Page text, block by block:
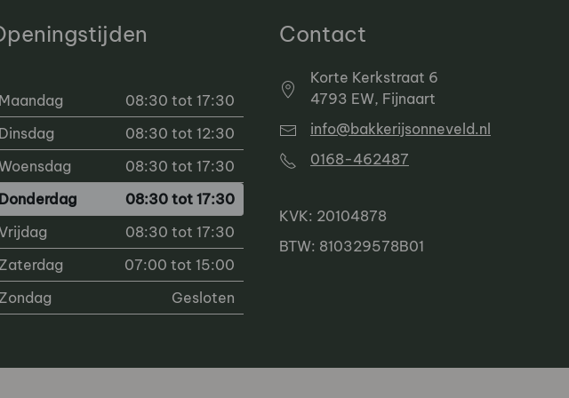
Maandag
08:30 tot 17:30
Dinsdag
08:30 tot 12:30
08:30 tot 17:30
Donderdag
08:30 tot 17:30
08:30 tot 17:30
Zaterdag
07:00 tot 15:00
Zondag
Gesloten
Contact
Korte Kerkstraat 6
4793 EW, Fijnaart
info@bakkerijsonneveld.nl
0168-462487
KVK: 20104878
BTW: 810329578B01